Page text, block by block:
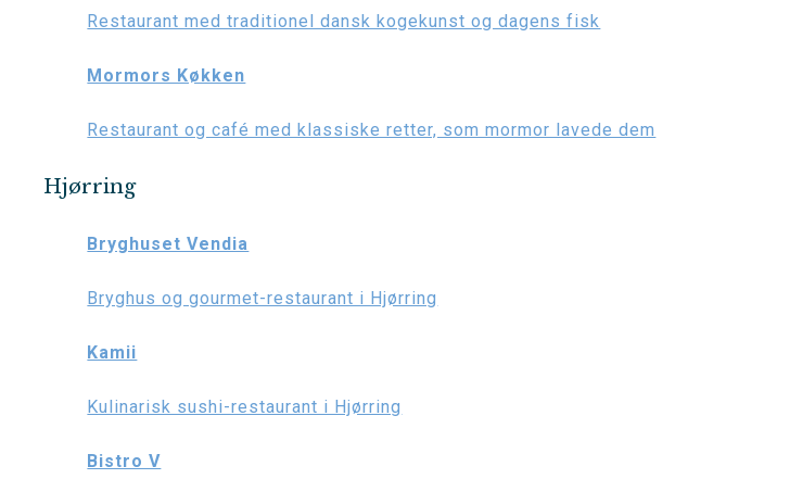
Restaurant med traditionel dansk kogekunst og dagens fisk
Mormors Køkken
Restaurant og café med klassiske retter, som mormor lavede dem
Hjørring
Bryghuset Vendia
Bryghus og gourmet-restaurant i Hjørring
Kamii
Kulinarisk sushi-restaurant i Hjørring
Bistro V